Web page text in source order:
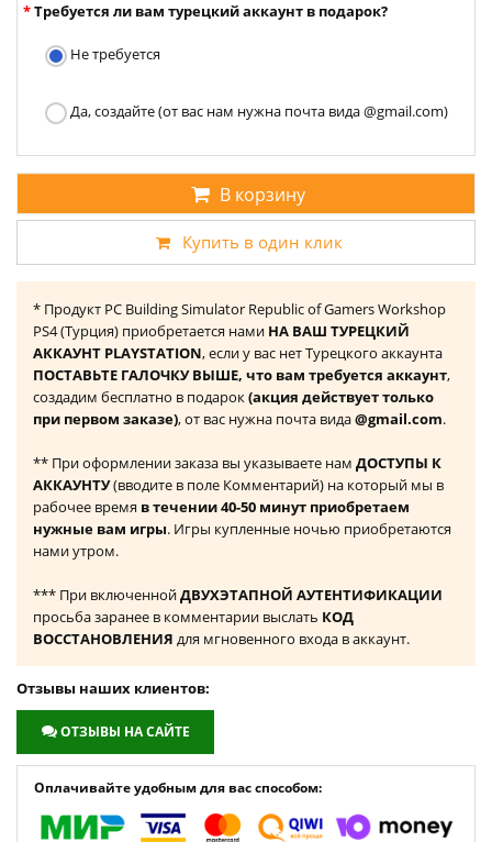
Требуется ли вам турецкий аккаунт в подарок?
Не требуется
Да, создайте (от вас нам нужна почта вида @gmail.com)
В корзину
Купить в один клик
* Продукт PC Building Simulator Republic of Gamers Workshop
PS4 (Турция) приобретается нами НА ВАШ ТУРЕЦКИЙ
АККАУНТ PLAYSTATION, если у вас нет Турецкого аккаунта
ПОСТАВЬТЕ ГАЛОЧКУ ВЫШЕ, что вам требуется аккаунт,
создадим бесплатно в подарок(акция действует только
при первом заказе), от вас нужна почта вида@gmail.com.
** При оформлении заказа вы указываете нам ДОСТУПЫ К
АККАУНТУ(вводите в поле Комментарий) на который мы в
рабочее время в течении 40-50 минут приобретаем
нужные вам игры. Игры купленные ночью приобретаются
нами утром.
*** При включеннойДВУХЭТАПНОЙ АУТЕНТИФИКАЦИИ
просьба заранее в комментарии выслать КОД
ВОССТАНОВЛЕНИЯ для мгновенного входа в аккаунт.
Отзывы наших клиентов:
ОТЗЫВЫ НА САЙТЕ
Оплачивайте удобным для вас способом: